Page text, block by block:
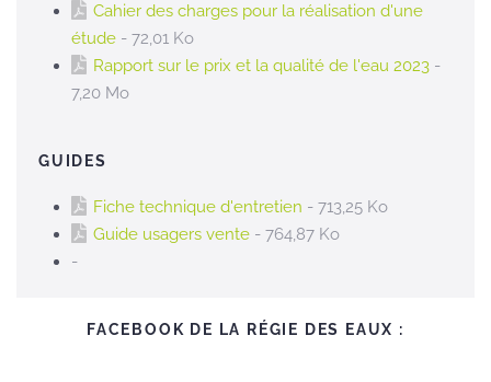
Cahier des charges pour la réalisation d'une
étude - 72,01 Ko
Rapport sur le prix et la qualité de l'eau 2023 -
7,20 Mo
GUIDES
Fiche technique d'entretien - 713,25 Ko
Guide usagers vente - 764,87 Ko
-
FACEBOOK DE LA RÉGIE DES EAUX :